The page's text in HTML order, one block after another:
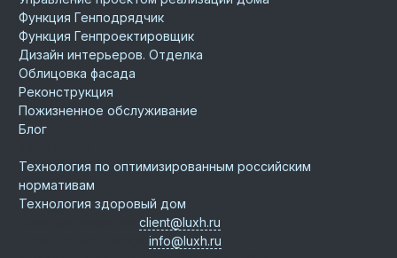
Функция Генподрядчик
Функция Генпроектировщик
Дизайн интерьеров. Отделка
Облицовка фасада
Реконструкция
Пожизненное обслуживание
Блог
Технология по оптимизированным российским
нормативам
Технология здоровый дом
client@luxh.ru
info@luxh.ru